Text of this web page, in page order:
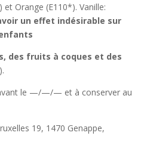
et Orange (E110*). Vanille:
un effet indésirable sur
des fruits à coques et des
le —/—/— et à conserver au
19, 1470 Genappe,